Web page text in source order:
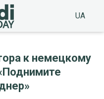
UA
к немецкому